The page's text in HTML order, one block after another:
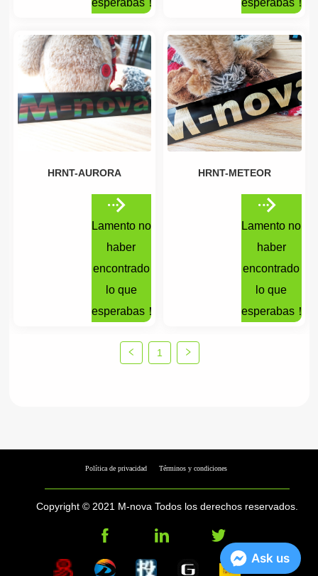
HRNT-AURORA
Lamento no
haber
encontrado
lo que
esperabas！
HRNT-METEOR
Lamento no
haber
encontrado
lo que
esperabas！
1
Política de privacidad Términos y condiciones
Copyright © 2021 M-nova Todos los derechos reservados.
Ask us